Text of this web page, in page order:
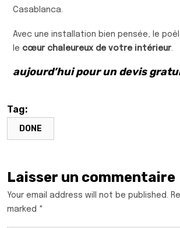
Casablanca.
Avec une installation bien pensée, le
le cœur chaleureux de votre intérieur.
aujourd’hui pour un devis
Tag:
DONE
Laisser un commentaire
Your email address will not be published.
marked *